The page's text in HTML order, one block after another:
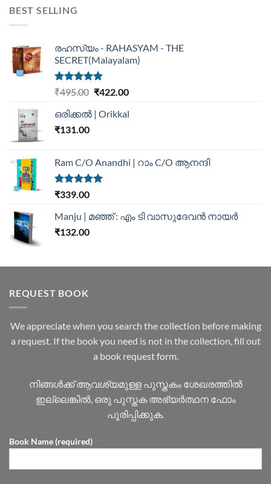
BEST SELLING
രഹസ്യം - RAHASYAM - THE
SECRET(Malayalam)
Rated5.00
₹495.00 ₹422.00
ഒരിക്കൽ | Orikkal
₹131.00
Ram C/O Anandhi | റാം C/O ആനന്ദി
Rated5.00
₹339.00
Manju | മഞ്ഞ് : എം ടി വാസുദേവന്‍ നായര്‍
₹132.00
REQUEST BOOK
We appreciate when you search the collection before making
a request. If the book you need is not in the collection, fill out
a book request form.
നിങ്ങൾക്ക് ആവശ്യമുള്ള പുസ്തകം ശേഖരത്തിൽ
ഇല്ലെങ്കിൽ, ഒരു പുസ്തക അഭ്യർത്ഥന ഫോം
പൂരിപ്പിക്കുക.
Book Name (required)